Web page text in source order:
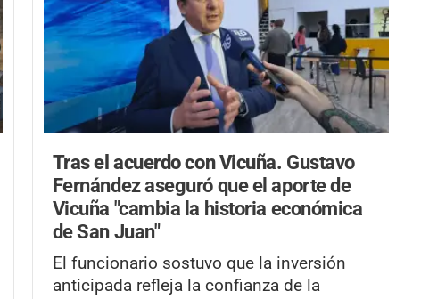
Tras el acuerdo con Vicuña. Gustavo
Fernández aseguró que el aporte de
Vicuña "cambia la historia económica
de San Juan"
El funcionario sostuvo que la inversión
anticipada refleja la confianza de la